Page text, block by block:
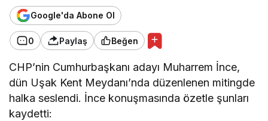
Google'da Abone Ol
0 Paylaş Beğen
CHP’nin Cumhurbaşkanı adayı Muharrem İnce,
dün Uşak Kent Meydanı’nda düzenlenen mitingde
halka seslendi. İnce konuşmasında özetle şunları
kaydetti: